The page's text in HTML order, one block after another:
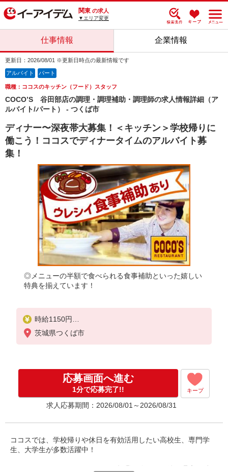
関東 の求人
▼エリア変更
仕事情報 企業情報
更新日：2026/08/01 ※更新日時点の最新情報です
アルバイト パート
職種：ココスのキッチン（フード）スタッフ
COCO’S 谷田部店の調理・調理補助・調理師の求人情報詳細（ア
ルバイト/パート） - つくば市
ディナー〜深夜帯大募集！＜キッチン＞学校帰りに
働こう！ココスでディナータイムのアルバイト募
集！
◎メニューの半額で食べられる食事補助といった嬉しい
特典を揃えています！
時給1150円
※22:00〜翌5:00：時給1438円
※高校生時給1080円
早朝手当（5:00〜8:00）時給＋150円
茨城県つくば市
応募画面へ進む
1分で応募完了!! キープ
求人応募期間：2026/08/01～2026/08/31
ココスでは、学校帰りや休日を有効活用したい高校生、専門学
生、大学生が多数活躍中！